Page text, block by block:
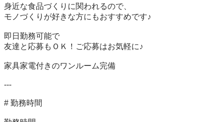
身近な食品づくりに関われるので、
モノづくりが好きな方にもおすすめです♪
即日勤務可能で
友達と応募もＯＫ！ご応募はお気軽に♪
家具家電付きのワンルーム完備
---
# 勤務時間